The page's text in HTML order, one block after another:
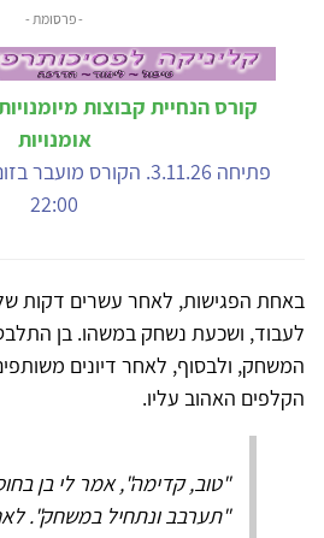
- פרסומת -
קורס הנחיית קבוצות
אומנויות
22:00
באחת הפגישות, לאחר עשרים דקות של
לעבוד, ושכעת נשחק במשהו. בן
המשחק, ולבסוף, לאחר דיונים
הקלפים האהוב עליו.
"טוב, קדימה", אמר לי בן
"תערבב ונתחיל במשחק".